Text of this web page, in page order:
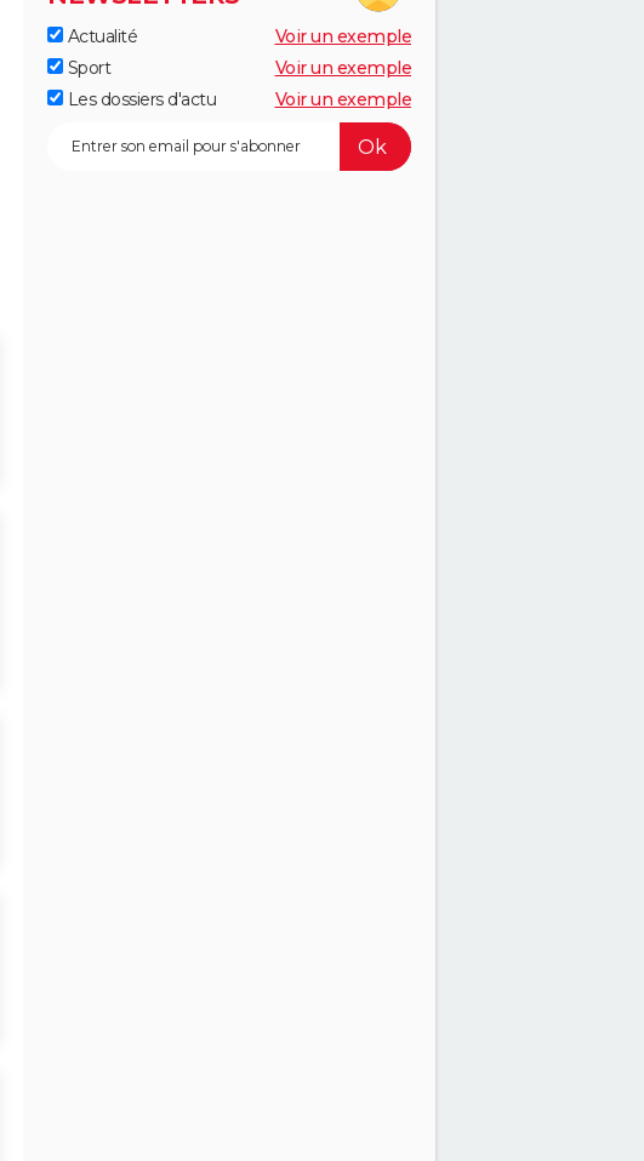
Actualité
Voir un exemple
Sport
Voir un exemple
Les dossiers d'actu
Voir un exemple